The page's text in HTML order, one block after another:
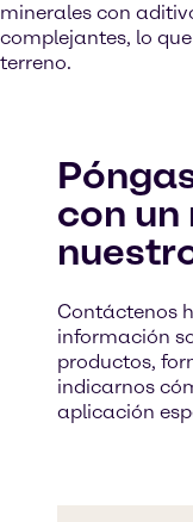
minerales con
complejantes, lo
terreno.
con
Contáctenos
información
productos,
indicarnos
aplicación